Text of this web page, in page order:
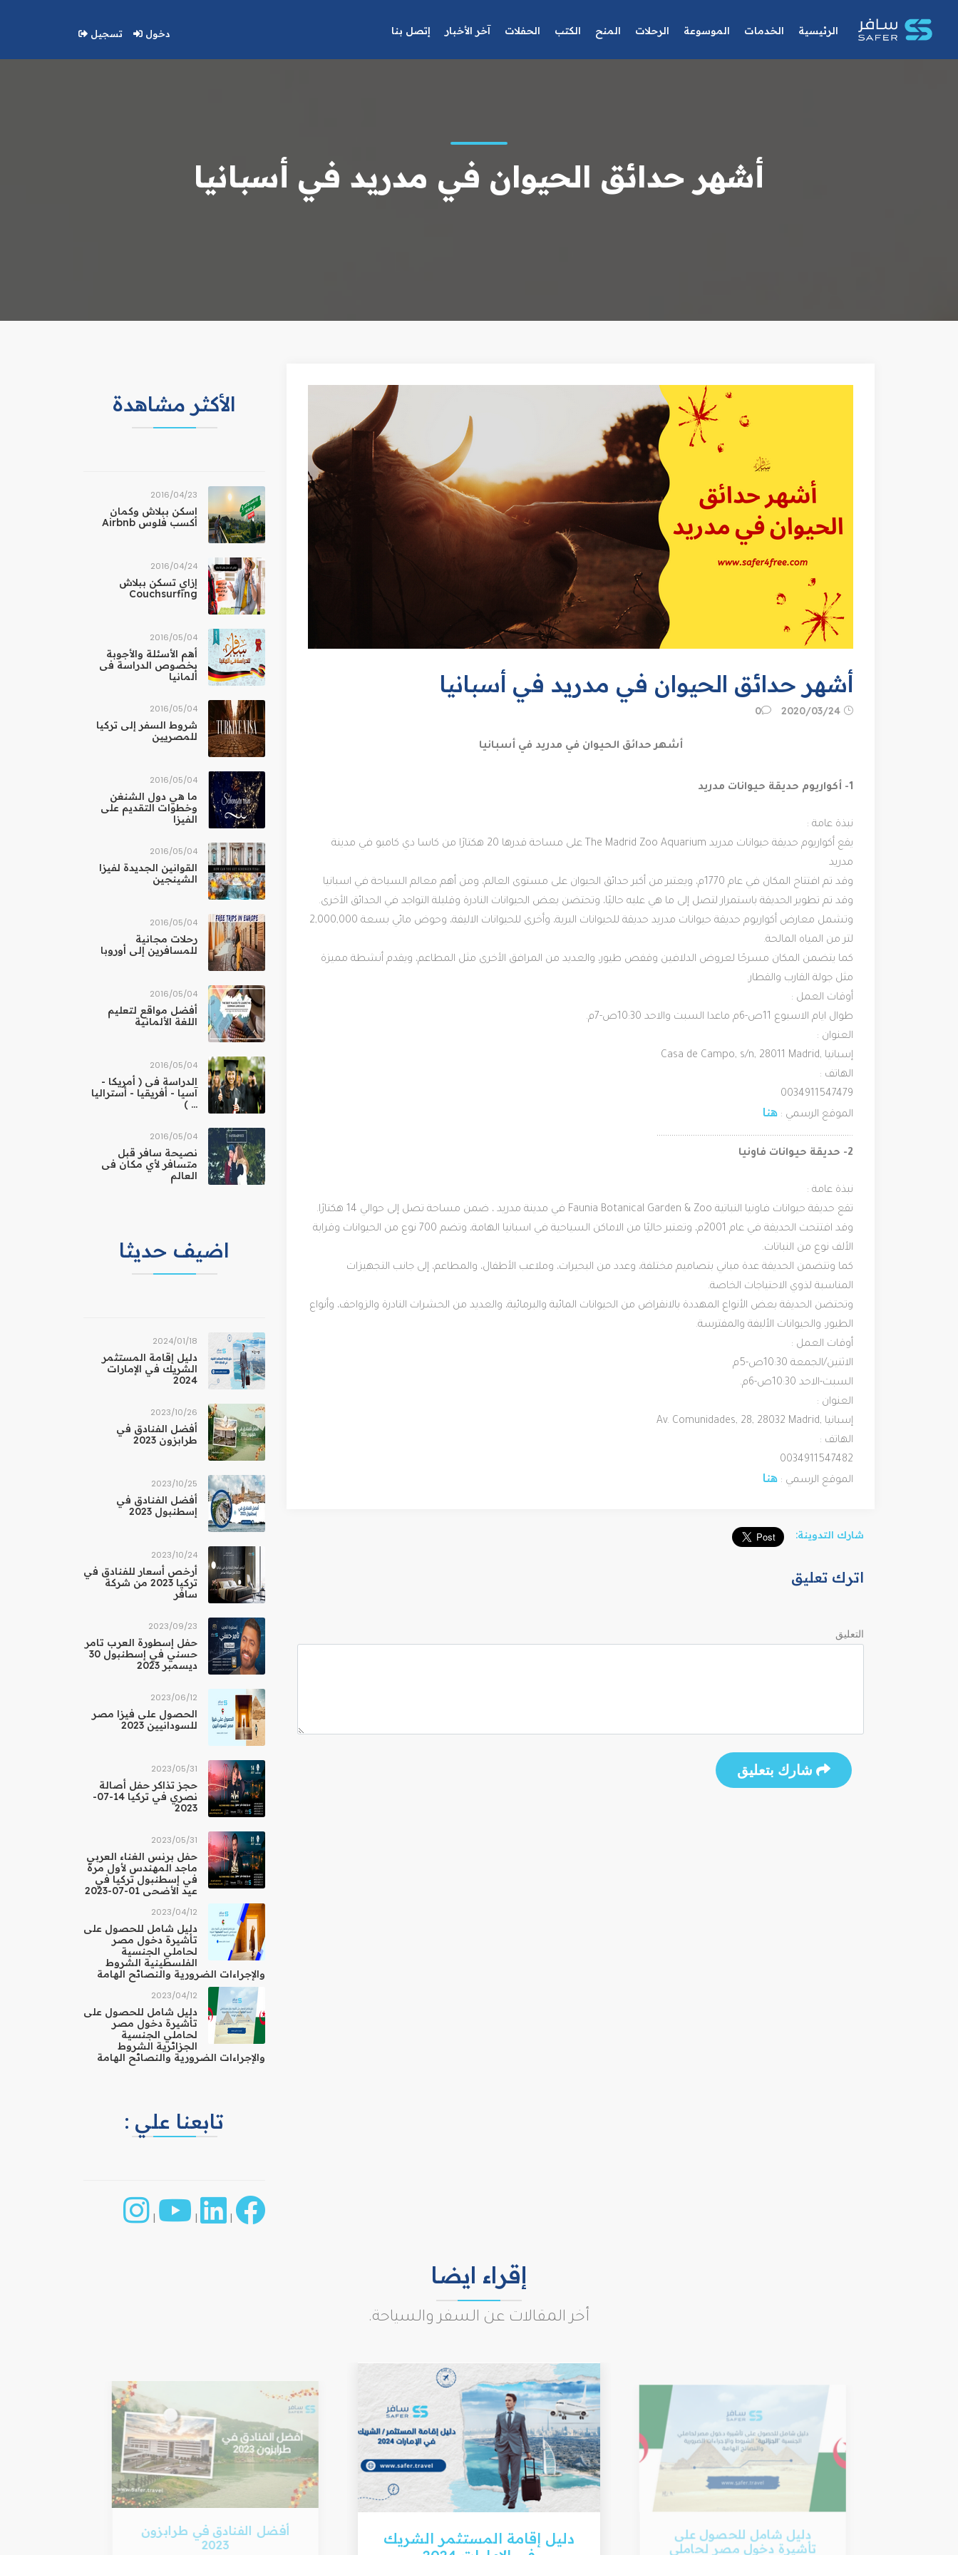
أشهر حدائق الحيوان في مدريد في أسبانيا
أشهر حدائق الحيوان في مدريد في أسبانيا
0
أشهر حدائق الحيوان في مدريد في أسبانيا
1- أكواريوم حديقة حيوانات مدريد
نبذة عامة :
مدريد
وقد تم افتتاح المكان في عام 1770م، ويعتبر من أكبر حدائق الحيوان على مستوى العالم، ومن أهم معالم السياحة في اسبانيا
وقد تم تطوير الحديقة باستمرار لتصل إلى ما هي عليه حاليًا، وتحتضن بعض الحيوانات النادرة وقليلة التواجد في الحدائق الأخرى.
لتر من المياه المالحة.
مثل جولة القارب والقطار.
أوقات العمل :
طوال ايام الاسبوع 11ص-6م ماعدا السبت والاحد 10:30ص-7م.
العنوان :
Casa de Campo, s/n, 28011 Madrid, إسبانيا
الهاتف :
0034911547479
الموقع الرسمي : هنا
………………………………………………………………………………..
2- حديقة حيوانات فاونيا
نبذة عامة :
تقع حديقة حيوانات فاونيا النباتية Faunia Botanical Garden & Zoo في مدينة مدريد ، ضمن مساحة تصل إلى حوالي 14 هكتارًا.
الألف نوع من النباتات.
المناسبة لذوي الاحتياجات الخاصة.
الطيور، والحيوانات الأليفة والمفترسة.
أوقات العمل :
الاثنين/الجمعة 10:30ص-5م
السبت-الاحد 10:30ص-6م.
العنوان :
Av. Comunidades, 28, 28032 Madrid, إسبانيا
الهاتف :
0034911547482
الموقع الرسمي : هنا
شارك التدوينة:
اترك تعليق
التعليق
شارك بتعليق
الأكثر مشاهدة
23‏/04‏/2016
اسكن ببلاش وكمان
أكسب فلوس Airbnb
24‏/04‏/2016
إزاي تسكن ببلاش
Couchsurfing
04‏/05‏/2016
أهم الأسئلة والأجوبة
بخصوص الدراسة فى
ألمانيا
04‏/05‏/2016
شروط السفر إلى تركيا
للمصريين
04‏/05‏/2016
ما هي دول الشنغن
وخطوات التقديم على
الفيزا
04‏/05‏/2016
القوانين الجديدة لفيزا
الشينجين
04‏/05‏/2016
رحلات مجانية
للمسافرين إلى أوروبا
04‏/05‏/2016
أفضل مواقع لتعليم
اللغة الألمانية
04‏/05‏/2016
الدراسة فى ( أمريكا -
آسيا - أفريقيا - أستراليا
... )
04‏/05‏/2016
نصيحة سافر قبل
متسافر لأي مكان فى
العالم
اضيف حديثا
18‏/01‏/2024
دليل إقامة المستثمر
الشريك في الإمارات
2024
26‏/10‏/2023
أفضل الفنادق في
طرابزون 2023
25‏/10‏/2023
أفضل الفنادق في
إسطنبول 2023
24‏/10‏/2023
أرخص أسعار للفنادق في
تركيا 2023 من شركة
سافر
23‏/09‏/2023
حفل إسطورة العرب تامر
حسني في إسطنبول 30
ديسمبر 2023
12‏/06‏/2023
الحصول على فيزا مصر
للسودانيين 2023
31‏/05‏/2023
حجز تذاكر حفل أصالة
نصري في تركيا 14-07-
2023
31‏/05‏/2023
حفل برنس الغناء العربي
ماجد المهندس لأول مرة
في إسطنبول تركيا في
عيد الأضحى 01-07-2023
12‏/04‏/2023
دليل شامل للحصول على
تأشيرة دخول مصر
لحاملي الجنسية
الفلسطينية الشروط
والإجراءات الضرورية والنصائح الهامة
12‏/04‏/2023
دليل شامل للحصول على
تأشيرة دخول مصر
لحاملي الجنسية
الجزائرية الشروط
والإجراءات الضرورية والنصائح الهامة
تابعنا علي :
|
|
|
إقراء ايضا
أخر المقالات عن السفر والسياحة.
دليل شامل للحصول على
تأشيرة دخول مصر لحاملي
دليل إقامة المستثمر الشريك
أفضل الفنادق في طرابزون
2023
تسجيل دخول الرئيسية الخدمات الموسوعة الرحلات المنح الكتب الحفلات آخر الأخبار إتصل بنا